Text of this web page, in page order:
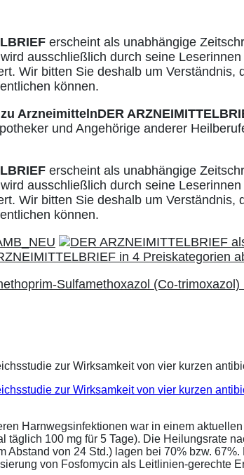
erscheint als unabhängige
ausschließlich durch seine
Wir bitten Sie deshalb um Verständnis,
können.
ArzneimittelnDER
und Angehörige anderer
erscheint als unabhängige
ausschließlich durch seine
Wir bitten Sie deshalb um Verständnis,
können.
Sulfamethoxazol (Co-
zur Wirksamkeit von vier kurzen
Harnwegsinfektionen war in einem
täglich 100 mg für 5 Tage). Die Heilungsrate
Abstand von 24 Std.) lagen bei 70% bzw.
von Fosfomycin als Leitlinien-gerechte